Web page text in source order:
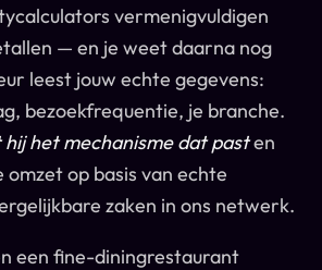
vermenigvuldigen
— en je weet daarna nog
leest jouw echte gegevens:
bezoekfrequentie, je branche.
hij het mechanisme dat pasten
op basis van echte
zaken in ons netwerk.
een fine-diningrestaurant